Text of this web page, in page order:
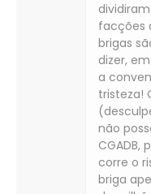
facções
brigas
dizer,
a
tristeza!
não
CGADB,
corre o
briga